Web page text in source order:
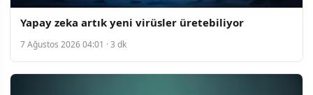
Yapay zeka artık yeni virüsler üretebiliyor
7 Ağustos 2026 04:01 · 3 dk